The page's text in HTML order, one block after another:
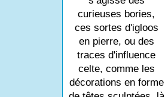
curieuses bories,
ces sortes d'igloos
en pierre, ou des
traces d'influence
celte, comme les
décorations en forme